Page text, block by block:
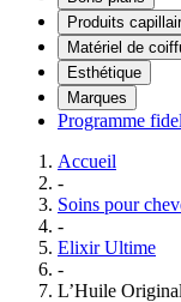
Produits
Matériel de
Esthétique
Marques
Programme
Accueil
-
Soins pour
-
Elixir Ultime
-
L’Huile